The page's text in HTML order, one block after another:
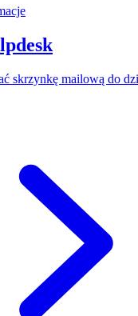
skrzynkę mailową do